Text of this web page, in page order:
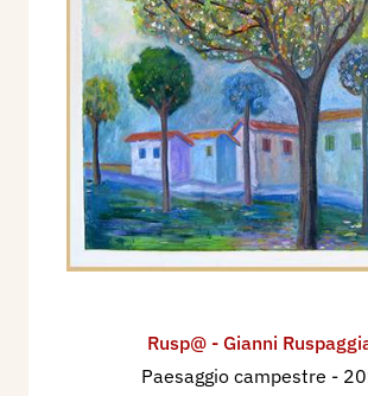
Rusp@ - Gianni
Paesaggio campestre -